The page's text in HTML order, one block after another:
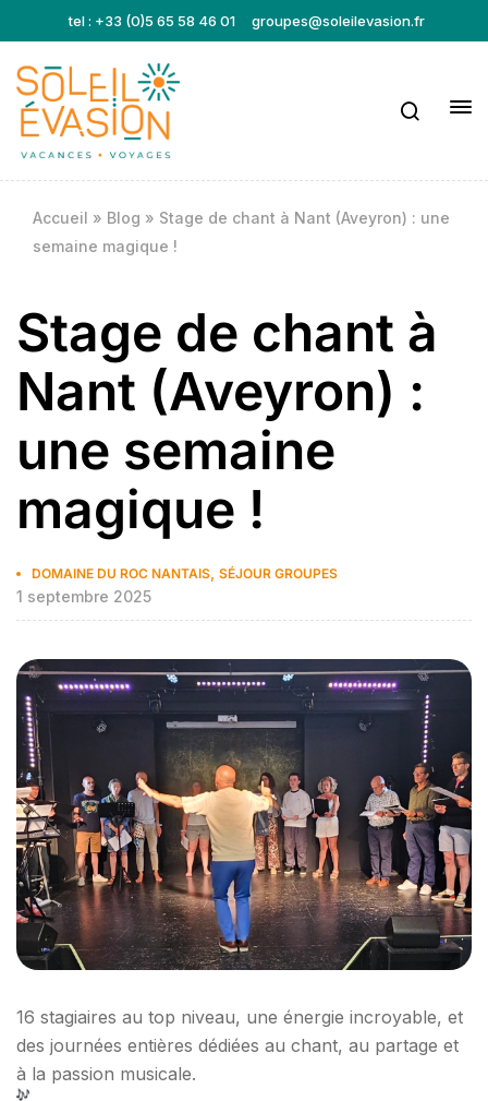
tel : +33 (0)5 65 58 46 01 groupes@soleilevasion.fr
Accueil » Blog » Stage de chant à Nant (Aveyron) : une
semaine magique !
Stage de chant à
Nant (Aveyron) :
une semaine
magique !
DOMAINE DU ROC NANTAIS SÉJOUR GROUPES
1 septembre 2025
16 stagiaires au top niveau, une énergie incroyable, et
des journées entières dédiées au chant, au partage et
à la passion musicale.